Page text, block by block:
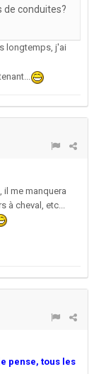
de conduites?
longtemps, j'ai
me manquera
cheval, etc...
pense, tous les